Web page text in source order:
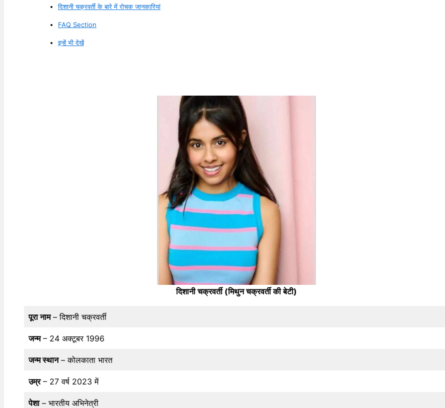
दिशानी चक्रवर्ती के बारे में रोचक जानकारियां
FAQ Section
इन्हें भी देखें
दिशानी चक्रवर्ती (मिथुन चक्रवर्ती की बेटी)
पूरा नाम– दिशानी चक्रवर्ती
जन्म– 24 अक्टूबर 1996
जन्म स्थान– कोलकाता भारत
उम्र– 27 वर्ष 2023 में
पेशा– भारतीय अभिनेत्री